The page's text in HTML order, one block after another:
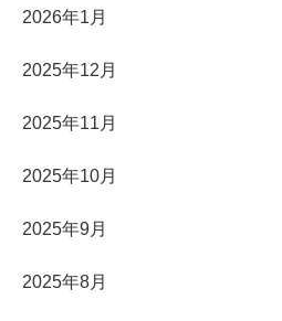
2026年1月
2025年12月
2025年11月
2025年10月
2025年9月
2025年8月